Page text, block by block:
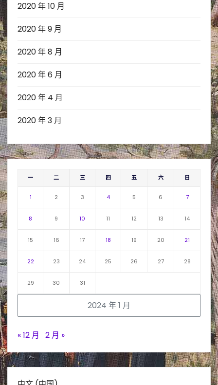
2020 年 10 月
2020 年 9 月
2020 年 8 月
2020 年 6 月
2020 年 4 月
2020 年 3 月
2024 年 1 月
一 二 三 四 五 六 日
1 2 3 4 5 6 7
8 9 10 11 12 13 14
15 16 17 18 19 20 21
22 23 24 25 26 27 28
29 30 31
« 12 月 2 月 »